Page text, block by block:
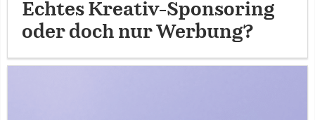
Echtes Kreativ-Sponsoring
oder doch nur Werbung?